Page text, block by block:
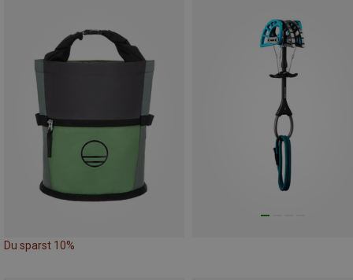
Du sparst 10%